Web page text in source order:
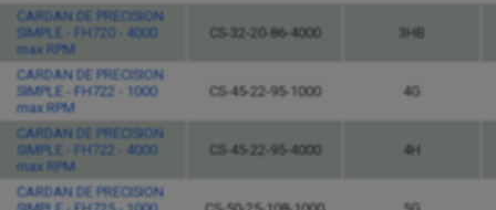
CARDAN DE PRECISION
SIMPLE - FH720 - 4000
max RPM
CS-32-20-86-4000 3HB
CARDAN DE PRECISION
SIMPLE - FH722 - 1000
max RPM
CS-45-22-95-1000 4G
CARDAN DE PRECISION
SIMPLE - FH722 - 4000
max RPM
CS-45-22-95-4000 4H
CARDAN DE PRECISION